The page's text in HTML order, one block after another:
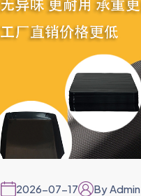
2026-07-17 By Admin